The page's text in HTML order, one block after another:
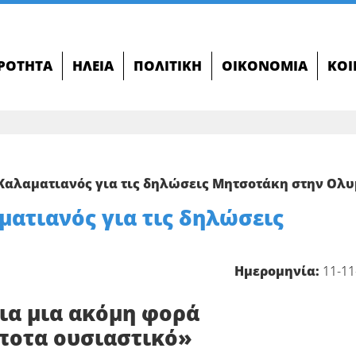
ΗΛΕΊΑ ΠΟΛΙΤΙΚΉ ΟΙΚΟΝΟΜΊΑ
για τις δηλώσεις Μητσοτάκη στην
για τις δηλώσεις
Ημερομηνία: 11-
μια ακόμη φορά
ουσιαστικό»